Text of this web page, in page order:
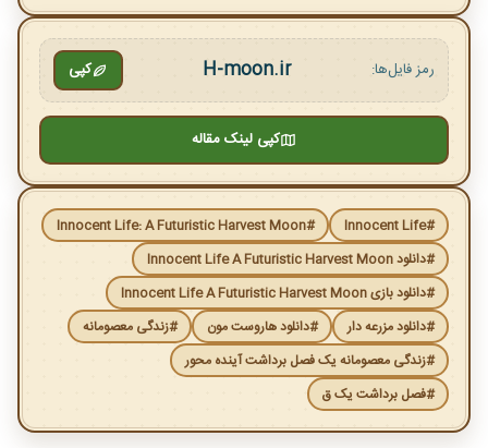
رمز فایل‌ها: H-moon.ir کپی
کپی لینک مقاله
#Innocent Life
#Innocent Life: A Futuristic Harvest Moon
#دانلود Innocent Life A Futuristic Harvest Moon
#دانلود بازی Innocent Life A Futuristic Harvest Moon
#دانلود مزرعه دار
#دانلود هاروست مون
#زندگی معصومانه
#زندگی معصومانه یک فصل برداشت آینده محور
#فصل برداشت یک ق